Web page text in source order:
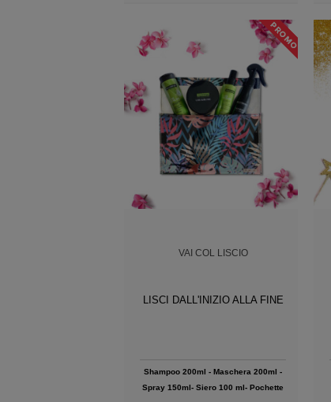
VAI COL LISCIO
LISCI DALL'INIZIO ALLA FINE
Shampoo 200ml - Maschera 200ml -
Spray 150ml- Siero 100 ml- Pochette